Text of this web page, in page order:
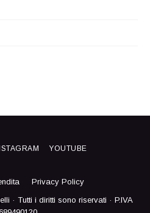
YOUTUBE
Privacy Policy
· Tutti i diritti sono riservati · P.IVA